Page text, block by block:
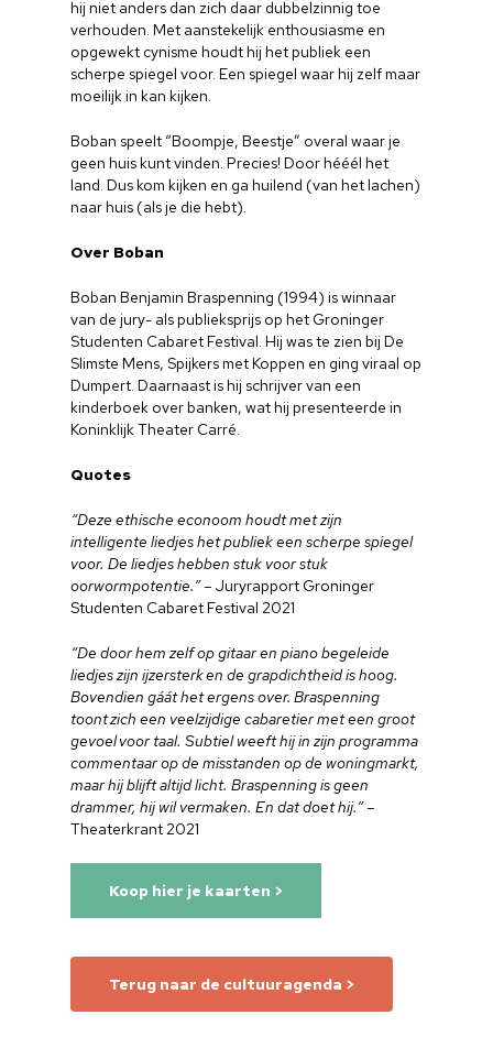
hij niet anders dan zich daar dubbelzinnig toe
verhouden. Met aanstekelijk enthousiasme en
opgewekt cynisme houdt hij het publiek een
scherpe spiegel voor. Een spiegel waar hij zelf maar
moeilijk in kan kijken.
Boban speelt “Boompje, Beestje” overal waar je
geen huis kunt vinden. Precies! Door hééél het
land. Dus kom kijken en ga huilend (van het lachen)
naar huis (als je die hebt).
Over Boban
Boban Benjamin Braspenning (1994) is winnaar
van de jury- als publieksprijs op het Groninger
Studenten Cabaret Festival. Hij was te zien bij De
Slimste Mens, Spijkers met Koppen en ging viraal op
Dumpert. Daarnaast is hij schrijver van een
kinderboek over banken, wat hij presenteerde in
Koninklijk Theater Carré.
Quotes
“Deze ethische econoom houdt met zijn
intelligente liedjes het publiek een scherpe spiegel
voor. De liedjes hebben stuk voor stuk
oorwormpotentie.”– Juryrapport Groninger
Studenten Cabaret Festival 2021
“De door hem zelf op gitaar en piano begeleide
liedjes zijn ijzersterk en de grapdichtheid is hoog.
Bovendien gáát het ergens over. Braspenning
toont zich een veelzijdige cabaretier met een groot
gevoel voor taal. Subtiel weeft hij in zijn programma
commentaar op de misstanden op de woningmarkt,
maar hij blijft altijd licht. Braspenning is geen
drammer, hij wil vermaken. En dat doet hij.”–
Theaterkrant 2021
Koop hier je kaarten >
Terug naar de cultuuragenda >
Home
Cultuuragenda
Voor